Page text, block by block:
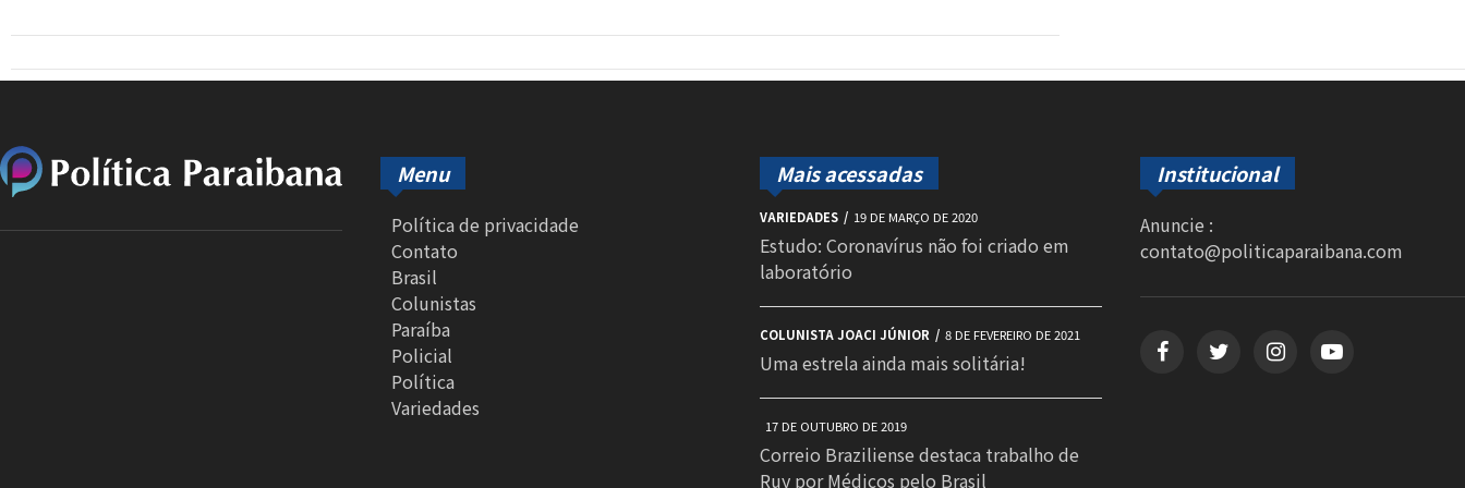
Menu
Política de privacidade
Contato
Brasil
Colunistas
Paraíba
Policial
Política
Variedades
Mais acessadas
VARIEDADES 19 DE MARÇO DE 2020
Estudo: Coronavírus não foi criado em
laboratório
COLUNISTA JOACI JÚNIOR 8 DE FEVEREIRO DE 2021
Uma estrela ainda mais solitária!
17 DE OUTUBRO DE 2019
Correio Braziliense destaca trabalho de
Ruy por Médicos pelo Brasil
Institucional
Anuncie :
contato@politicaparaibana.com